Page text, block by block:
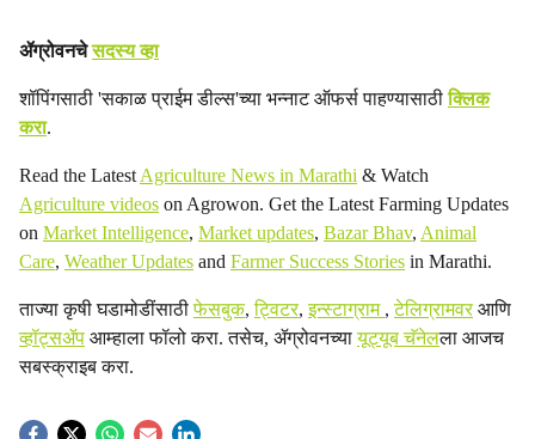
ॲग्रोवनचेसदस्य व्हा
शॉपिंगसाठी 'सकाळ प्राईम डील्स'च्या भन्नाट ऑफर्स पाहण्यासाठीक्लिक
करा.
Read the Latest Agriculture News in Marathi & Watch
Agriculture videos on Agrowon. Get the Latest Farming Updates
on Market Intelligence, Market updates, Bazar Bhav, Animal
Care, Weather Updates and Farmer Success Stories in Marathi.
ताज्या कृषी घडामोडींसाठीफेसबुक,ट्विटर,इन्स्टाग्राम ,टेलिग्रामवरआणि
व्हॉट्सॲप आम्हाला फॉलो करा. तसेच, ॲग्रोवनच्यायूट्यूब चॅनेलला आजच
सबस्क्राइब करा.